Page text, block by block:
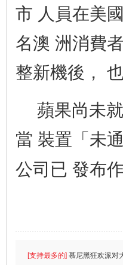
市 人員在美
名澳 洲消費
整新機後，
蘋果尚未
當 裝置「未
公司已 發布
[支持最多的] 慕尼黑狂欢派对